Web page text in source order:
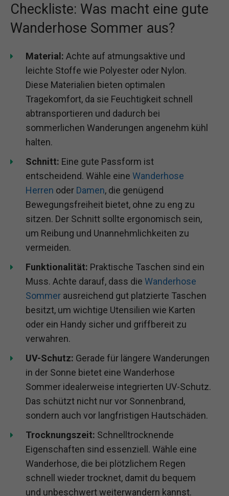
Checkliste: Was macht eine gute
Wanderhose Sommer aus?
Material: Achte auf atmungsaktive und
leichte Stoffe wie Polyester oder Nylon.
Diese Materialien bieten optimalen
Tragekomfort, da sie Feuchtigkeit schnell
abtransportieren und dadurch bei
sommerlichen Wanderungen angenehm kühl
halten.
Schnitt: Eine gute Passform ist
entscheidend. Wähle eine Wanderhose
Herren oder Damen, die genügend
Bewegungsfreiheit bietet, ohne zu eng zu
sitzen. Der Schnitt sollte ergonomisch sein,
um Reibung und Unannehmlichkeiten zu
vermeiden.
Funktionalität: Praktische Taschen sind ein
Muss. Achte darauf, dass die Wanderhose
Sommer ausreichend gut platzierte Taschen
besitzt, um wichtige Utensilien wie Karten
oder ein Handy sicher und griffbereit zu
verwahren.
UV-Schutz: Gerade für längere Wanderungen
in der Sonne bietet eine Wanderhose
Sommer idealerweise integrierten UV-Schutz.
Das schützt nicht nur vor Sonnenbrand,
sondern auch vor langfristigen Hautschäden.
Trocknungszeit: Schnelltrocknende
Eigenschaften sind essenziell. Wähle eine
Wanderhose, die bei plötzlichem Regen
schnell wieder trocknet, damit du bequem
und unbeschwert weiterwandern kannst.